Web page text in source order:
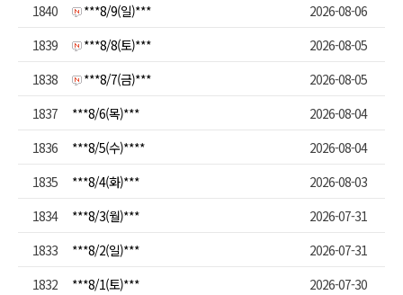
1840
***8/9(일)***
2026-08-06
1839
***8/8(토)***
2026-08-05
1838
***8/7(금)***
2026-08-05
1837
***8/6(목)***
2026-08-04
1836
***8/5(수)****
2026-08-04
1835
***8/4(화)***
2026-08-03
1834
***8/3(월)***
2026-07-31
1833
***8/2(일)***
2026-07-31
1832
***8/1(토)*** 2026-07-30